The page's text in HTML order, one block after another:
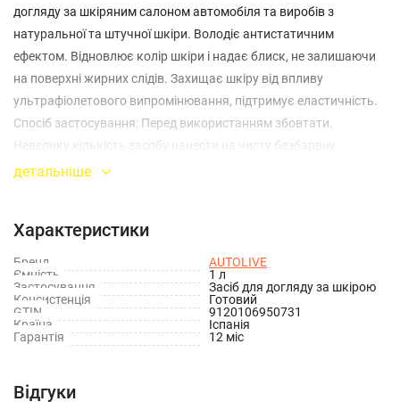
догляду за шкіряним салоном автомобіля та виробів з
натуральної та штучної шкіри. Володіє антистатичним
ефектом. Відновлює колір шкіри і надає блиск, не залишаючи
на поверхні жирних слідів. Захищає шкіру від впливу
ультрафіолетового випромінювання, підтримує еластичність.
Спосіб застосування: Перед використанням збовтати.
Невелику кількість засобу нанести на чисту безбарвну
тканину, поролоновий аплікатор або губку, із зусиллям втерти.
температурі від + 5°C до + 45°С. Уникати попадання прямих
сонячних променів. Термін придатності: 24 місяці від дати
виготовлення. Дата виготовлення вказана на упаковці.
детальніше
Характеристики
Бренд
AUTOLIVE
Ємність
1 л
Застосування
Засіб для догляду за шкірою
Консистенція
Готовий
GTIN
9120106950731
Країна
Іспанія
Гарантія
12 міс
Відгуки